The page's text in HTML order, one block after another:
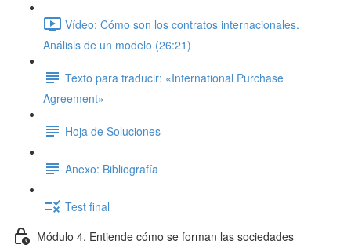
Vídeo: Cómo son los contratos internacionales.
Análisis de un modelo (26:21)
Texto para traducir: «International Purchase
Agreement»
Hoja de Soluciones
Anexo: Bibliografía
Test final
Módulo 4. Entiende cómo se forman las sociedades